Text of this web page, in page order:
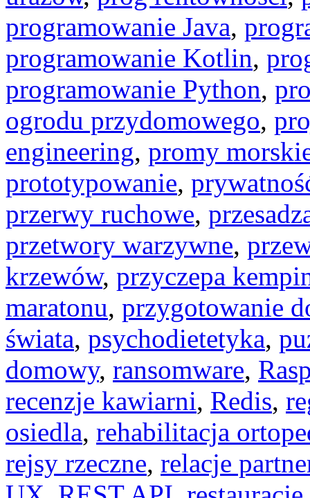
programowanie Java,
programowanie Kotlin,
programowanie Python,
ogrodu przydomowego,
engineering, promy
prototypowanie,
przerwy ruchowe,
przetwory warzywne,
krzewów, przyczepa
maratonu, przygotowanie
świata, psychodietetyka,
domowy, ransomware,
recenzje kawiarni, Redis,
osiedla, rehabilitacja
rejsy rzeczne, relacje